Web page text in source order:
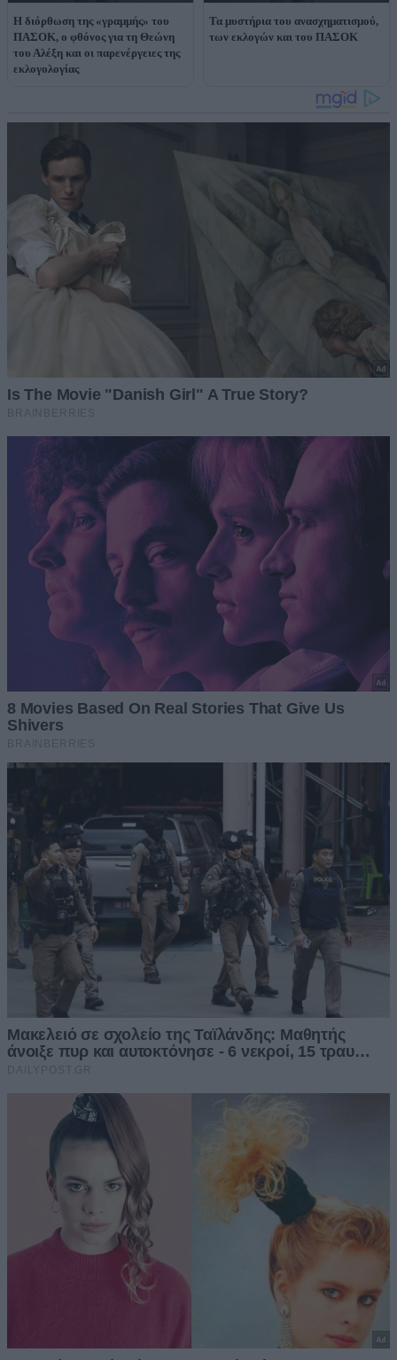
Η διόρθωση της «γραμμής» του
ΠΑΣΟΚ, ο φθόνος για τη Θεώνη
του Αλέξη και οι παρενέργειες της
εκλογολογίας
Τα μυστήρια του ανασχηματισμού,
των εκλογών και του ΠΑΣΟΚ